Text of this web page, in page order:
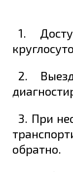
1.
2.
3. При
обратно.